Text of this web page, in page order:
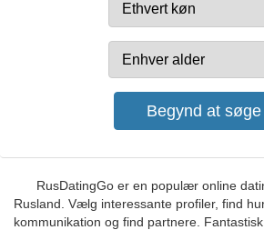
RusDatingGo er en populær online
Rusland. Vælg interessante profiler, find
kommunikation og find partnere.